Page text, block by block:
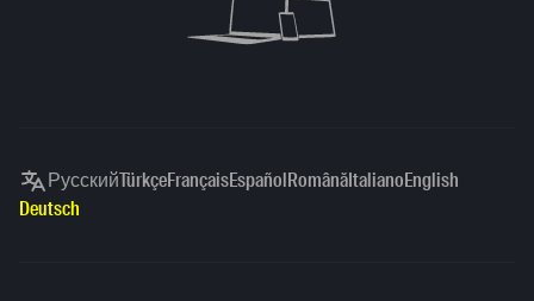
РусскийTürkçeFrançaisEspañolRomânăItalianoEnglish
Deutsch